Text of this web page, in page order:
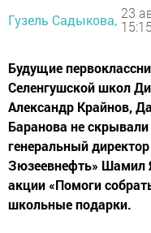
Гузель Садыкова, 23
15:15
Будущие
Селенгушской школ
Александр Крайнов,
Баранова не
генеральный
Зюзеевнефть» Шамил
акции «Помоги
школьные подарки.